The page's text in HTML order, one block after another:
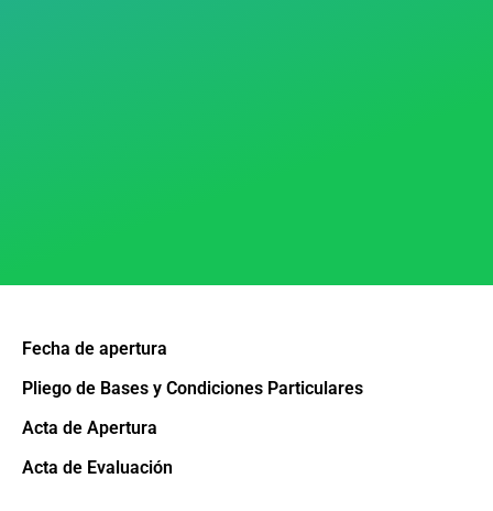
Fecha de apertura
Pliego de Bases y Condiciones Particulares
Acta de Apertura
Acta de Evaluación